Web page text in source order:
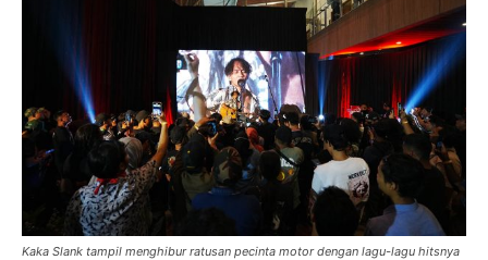
Kaka Slank tampil menghibur ratusan pecinta motor dengan lagu-lagu hitsnya